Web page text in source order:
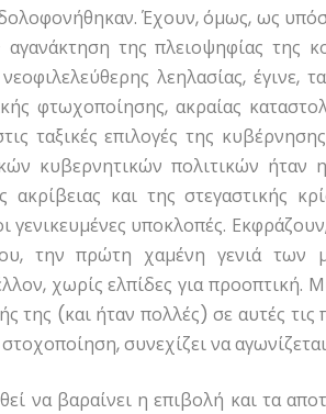
Έχουν, όμως, ως
της πλειοψηφίας της
λεηλασίας, έγινε,
φτωχοποίησης, ακραίας
ταξικές επιλογές της
κυβερνητικών πολιτικών ήταν
ακρίβειας και της στεγαστικής
γενικευμένες υποκλοπές.
την πρώτη χαμένη γενιά των
χωρίς ελπίδες για προοπτική.
της (και ήταν πολλές) σε αυτές
συνεχίζει να
να βαραίνει η επιβολή και τα